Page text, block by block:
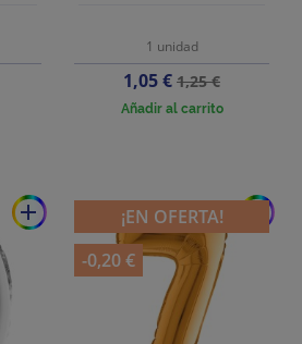
1 unidad
Precio
1,05 €Precio
base
1,25 €
Añadir al carrito
add add
¡EN OFERTA!
-0,20 €